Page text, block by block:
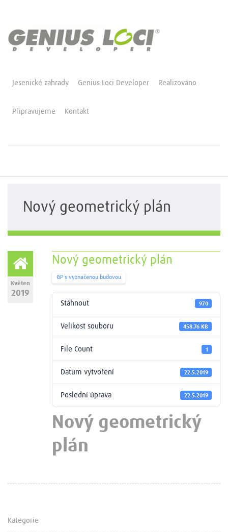
Jesenické zahrady Genius Loci Developer Realizováno
Připravujeme Kontakt
Nový geometrický plán
Květen
2019
Nový geometrický plán
GP s vyznačenou budovou
Stáhnout 970
Velikost souboru 458.76 KB
File Count 1
Datum vytvoření 22.5.2019
Poslední úprava 22.5.2019
Nový geometrický
plán
Kategorie